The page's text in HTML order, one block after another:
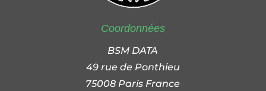
Coordonnées
BSM DATA
49 rue de Ponthieu
75008 Paris France